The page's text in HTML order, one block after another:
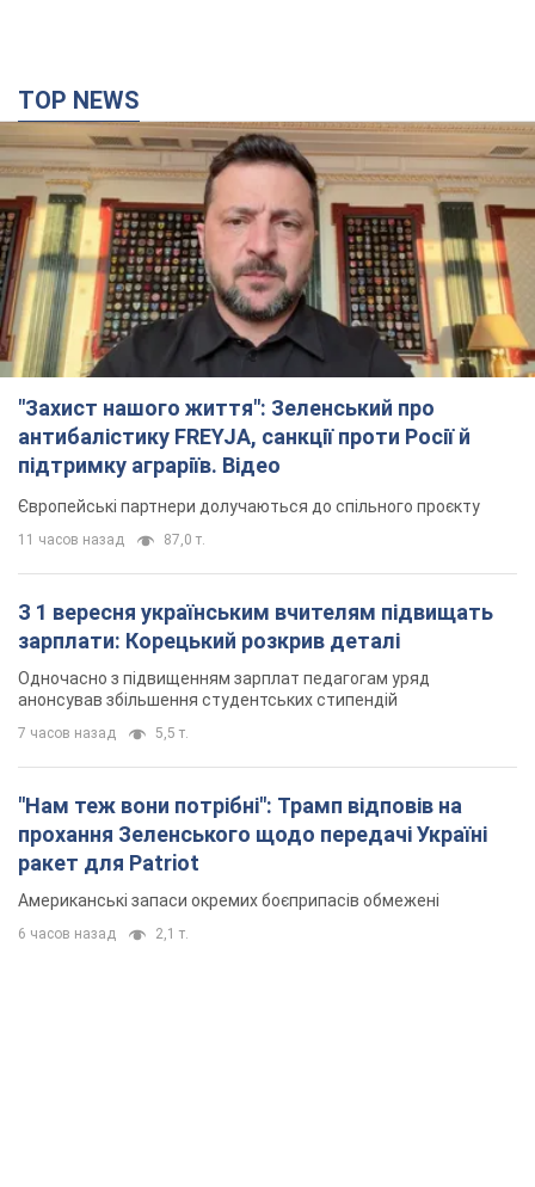
TOP NEWS
"Захист нашого життя": Зеленський про
антибалістику FREYJA, санкції проти Росії й
підтримку аграріїв. Відео
Європейські партнери долучаються до спільного проєкту
11 часов назад 87,0 т.
З 1 вересня українським вчителям підвищать
зарплати: Корецький розкрив деталі
Одночасно з підвищенням зарплат педагогам уряд
анонсував збільшення студентських стипендій
7 часов назад 5,5 т.
"Нам теж вони потрібні": Трамп відповів на
прохання Зеленського щодо передачі Україні
ракет для Patriot
Американські запаси окремих боєприпасів обмежені
6 часов назад 2,1 т.